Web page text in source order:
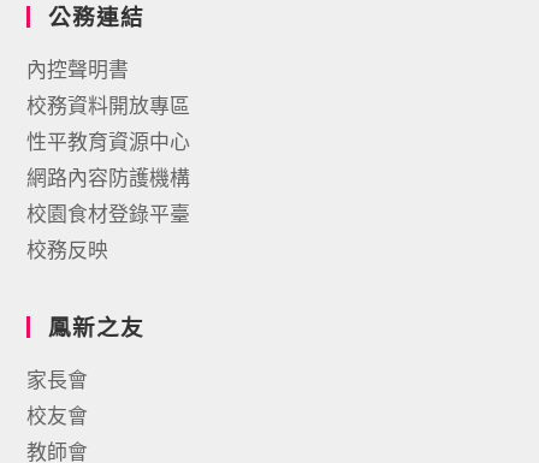
公務連結
內控聲明書
校務資料開放專區
性平教育資源中心
網路內容防護機構
校園食材登錄平臺
校務反映
鳳新之友
家長會
校友會
教師會